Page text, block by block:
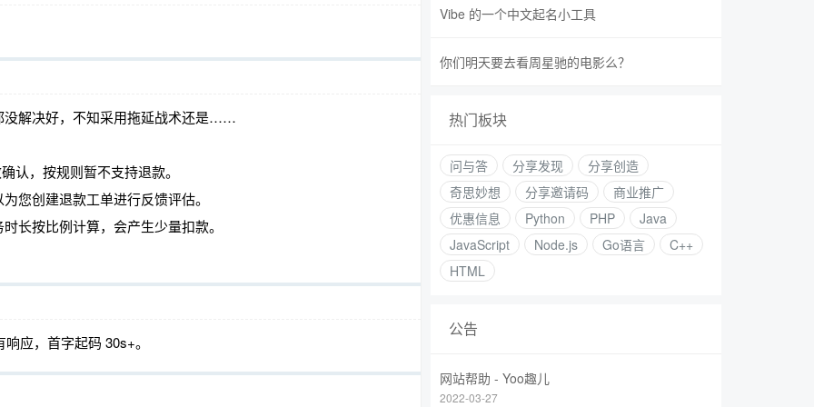
没解决好，不知采用拖延战术还是……
认，按规则暂不支持退款。
您创建退款工单进行反馈评估。
长按比例计算，会产生少量扣款。
应，首字起码 30s+。
Vibe 的一个中文起名小工具
你们明天要去看周星驰的电影么？
热门板块
问与答 分享发现
分享创造
奇思妙想
分享邀请码
商业推广
优惠信息
Python PHP
Java
JavaScript
Node.js Go语言
C++
HTML
公告
网站帮助 - Yoo趣儿
2022-03-27